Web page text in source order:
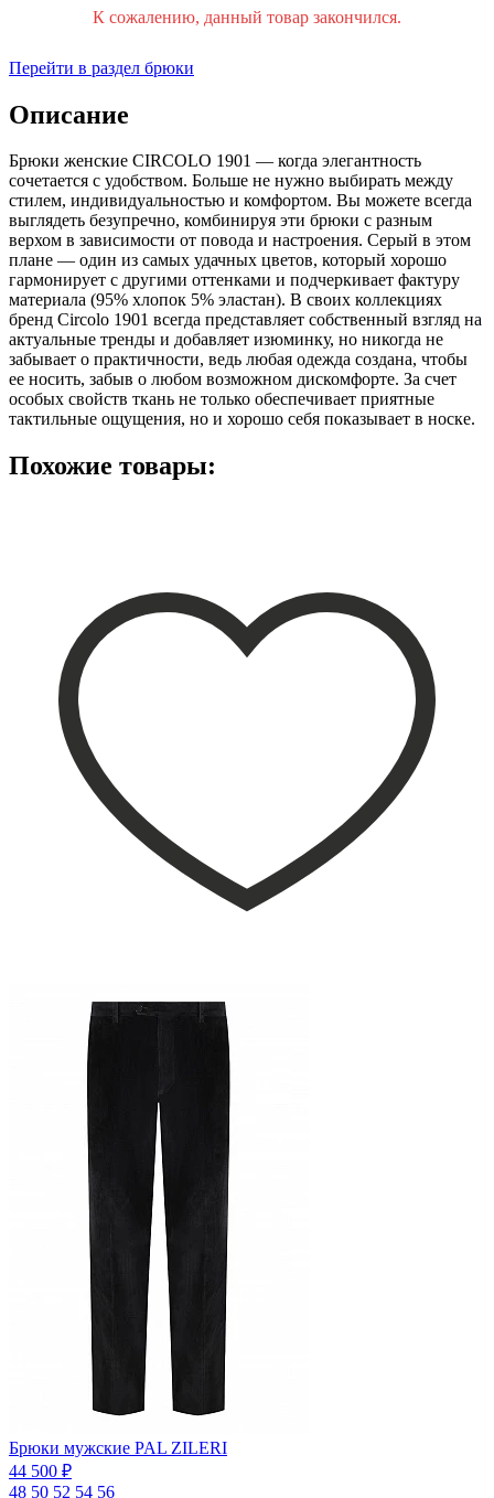
К сожалению, данный товар закончился.
Перейти в раздел брюки
Описание
Брюки женские CIRCOLO 1901 — когда элегантность
сочетается с удобством. Больше не нужно выбирать между
стилем, индивидуальностью и комфортом. Вы можете всегда
выглядеть безупречно, комбинируя эти брюки с разным
верхом в зависимости от повода и настроения. Серый в этом
плане — один из самых удачных цветов, который хорошо
гармонирует с другими оттенками и подчеркивает фактуру
материала (95% хлопок 5% эластан). В своих коллекциях
бренд Circolo 1901 всегда представляет собственный взгляд на
актуальные тренды и добавляет изюминку, но никогда не
забывает о практичности, ведь любая одежда создана, чтобы
ее носить, забыв о любом возможном дискомфорте. За счет
особых свойств ткань не только обеспечивает приятные
тактильные ощущения, но и хорошо себя показывает в носке.
Похожие товары:
Брюки мужские PAL ZILERI
44 500 ₽
48 50 52 54 56